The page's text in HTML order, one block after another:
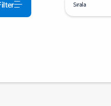
Sırala